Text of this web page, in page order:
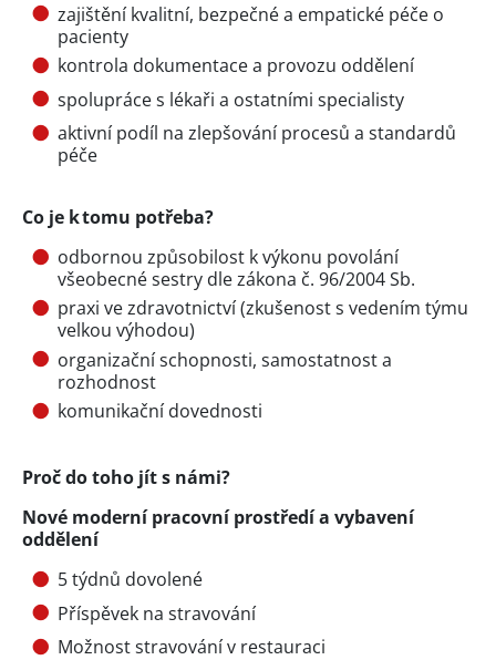
zajištění kvalitní, bezpečné a empatické péče o
pacienty
kontrola dokumentace a provozu oddělení
spolupráce s lékaři a ostatními specialisty
aktivní podíl na zlepšování procesů a standardů
péče
Co je k tomu potřeba?
odbornou způsobilost k výkonu povolání
všeobecné sestry dle zákona č. 96/2004 Sb.
praxi ve zdravotnictví (zkušenost s vedením týmu
velkou výhodou)
organizační schopnosti, samostatnost a
rozhodnost
komunikační dovednosti
Proč do toho jít s námi?
Nové moderní pracovní prostředí a vybavení
oddělení
5 týdnů dovolené
Příspěvek na stravování
Možnost stravování v restauraci